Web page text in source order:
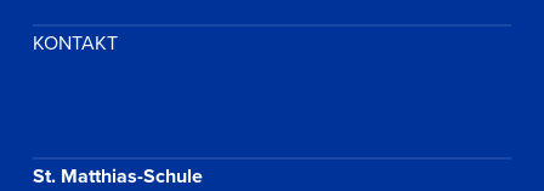
KONTAKT
St. Matthias-Schule